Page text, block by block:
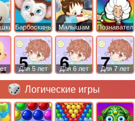
Барбоскины Малышам
Для 5 лет Для 6 лет Для 7 лет
Логические игры